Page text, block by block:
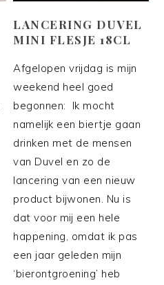
LANCERING DUVEL
MINI FLESJE 18CL
Afgelopen vrijdag is mijn
weekend heel goed
begonnen: Ik mocht
namelijk een biertje gaan
drinken met de mensen
van Duvel en zo de
lancering van een nieuw
product bijwonen. Nu is
dat voor mij een hele
happening, omdat ik pas
een jaar geleden mijn
‘bierontgroening’ heb